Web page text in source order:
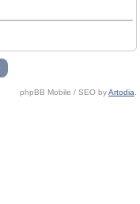
phpBB Mobile / SEO byArtodia